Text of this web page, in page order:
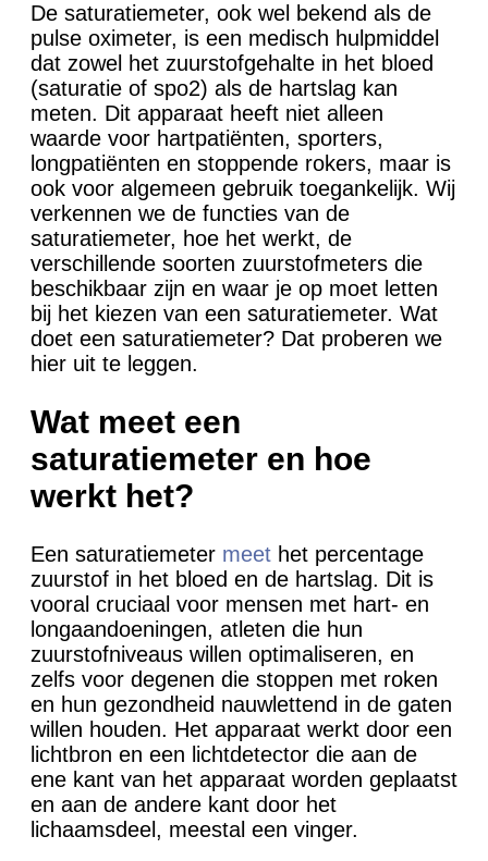
De saturatiemeter, ook wel bekend als de
pulse oximeter, is een medisch hulpmiddel
dat zowel het zuurstofgehalte in het bloed
(saturatie of spo2) als de hartslag kan
meten. Dit apparaat heeft niet alleen
waarde voor hartpatiënten, sporters,
longpatiënten en stoppende rokers, maar is
ook voor algemeen gebruik toegankelijk. Wij
verkennen we de functies van de
saturatiemeter, hoe het werkt, de
verschillende soorten zuurstofmeters die
beschikbaar zijn en waar je op moet letten
bij het kiezen van een saturatiemeter. Wat
doet een saturatiemeter? Dat proberen we
hier uit te leggen.
Wat meet een
saturatiemeter en hoe
werkt het?
Een saturatiemeter meet het percentage
zuurstof in het bloed en de hartslag. Dit is
vooral cruciaal voor mensen met hart- en
longaandoeningen, atleten die hun
zuurstofniveaus willen optimaliseren, en
zelfs voor degenen die stoppen met roken
en hun gezondheid nauwlettend in de gaten
willen houden. Het apparaat werkt door een
lichtbron en een lichtdetector die aan de
ene kant van het apparaat worden geplaatst
en aan de andere kant door het
lichaamsdeel, meestal een vinger.